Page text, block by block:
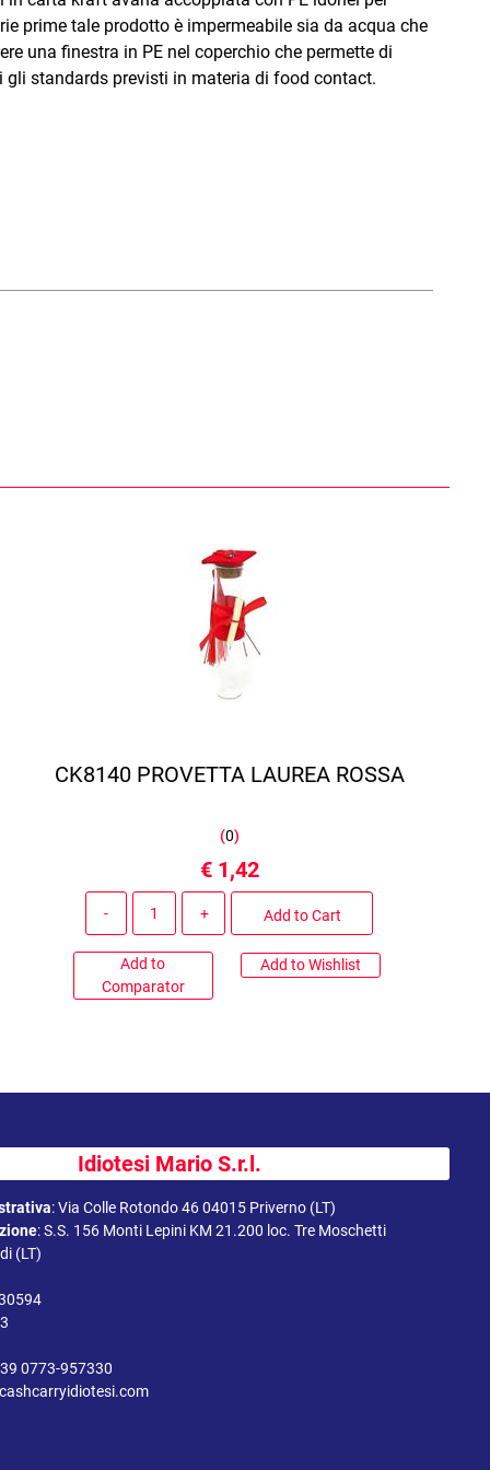
prime tale prodotto è impermeabile sia da acqua che
una finestra in PE nel coperchio che permette di
standards previsti in materia di food contact.
CK8140 PROVETTA LAUREA ROSSA
(0)
€ 1,42
Add to Cart
Add to
Comparator
Add to Wishlist
Idiotesi Mario S.r.l.
:Via Colle Rotondo 46 04015 Priverno (LT)
:S.S. 156 Monti Lepini KM 21.200 loc. Tre Moschetti
(LT)
0773-957330